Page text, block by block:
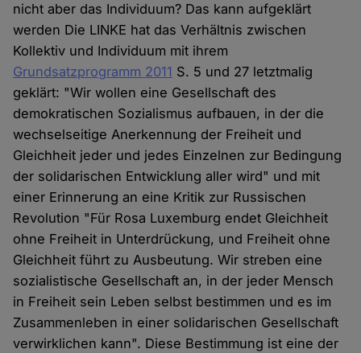
nicht aber das Individuum? Das kann aufgeklärt
werden Die LINKE hat das Verhältnis zwischen
Kollektiv und Individuum mit ihrem
Grundsatzprogramm 2011 S. 5 und 27 letztmalig
geklärt: "Wir wollen eine Gesellschaft des
demokratischen Sozialismus aufbauen, in der die
wechselseitige Anerkennung der Freiheit und
Gleichheit jeder und jedes Einzelnen zur Bedingung
der solidarischen Entwicklung aller wird" und mit
einer Erinnerung an eine Kritik zur Russischen
Revolution "Für Rosa Luxemburg endet Gleichheit
ohne Freiheit in Unterdrückung, und Freiheit ohne
Gleichheit führt zu Ausbeutung. Wir streben eine
sozialistische Gesellschaft an, in der jeder Mensch
in Freiheit sein Leben selbst bestimmen und es im
Zusammenleben in einer solidarischen Gesellschaft
verwirklichen kann". Diese Bestimmung ist eine der